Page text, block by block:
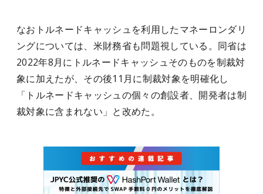
なおトルネードキャッシュを利用したマネーロンダリ
ングについては、米財務省も問題視している。同省は
2022年8月にトルネードキャッシュそのものを制裁対
象に加えたが、その後11月に制裁対象を明確化し
「トルネードキャッシュの個々の創設者、開発者は制
裁対象に含まれない」と改めた。